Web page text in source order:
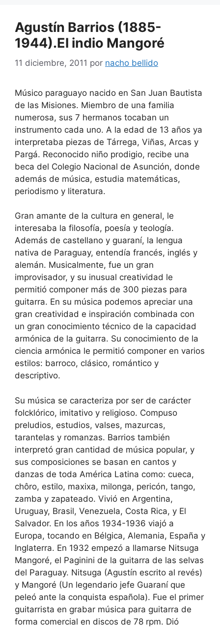
Agustín Barrios (1885-
1944).El indio Mangoré
11 diciembre, 2011 por nacho bellido
Músico paraguayo nacido en San Juan Bautista
de las Misiones. Miembro de una familia
numerosa, sus 7 hermanos tocaban un
instrumento cada uno. A la edad de 13 años ya
interpretaba piezas de Tárrega, Viñas, Arcas y
Pargá. Reconocido niño prodigio, recibe una
beca del Colegio Nacional de Asunción, donde
además de música, estudia matemáticas,
periodismo y literatura.
Gran amante de la cultura en general, le
interesaba la filosofía, poesía y teología.
Además de castellano y guaraní, la lengua
nativa de Paraguay, entendía francés, inglés y
alemán. Musicalmente, fue un gran
improvisador, y su inusual creatividad le
permitió componer más de 300 piezas para
guitarra. En su música podemos apreciar una
gran creatividad e inspiración combinada con
un gran conocimiento técnico de la capacidad
armónica de la guitarra. Su conocimiento de la
ciencia armónica le permitió componer en varios
estilos: barroco, clásico, romántico y
descriptivo.
Su música se caracteriza por ser de carácter
folcklórico, imitativo y religioso. Compuso
preludios, estudios, valses, mazurcas,
tarantelas y romanzas. Barrios también
interpretó gran cantidad de música popular, y
sus composiciones se basan en cantos y
danzas de toda América Latina como: cueca,
chôro, estilo, maxixa, milonga, pericón, tango,
zamba y zapateado. Vivió en Argentina,
Uruguay, Brasil, Venezuela, Costa Rica, y El
Salvador. En los años 1934-1936 viajó a
Europa, tocando en Bélgica, Alemania, España y
Inglaterra. En 1932 empezó a llamarse Nitsuga
Mangoré, el Paginini de la guitarra de las selvas
del Paraguay. Nitsuga (Agustín escrito al revés)
y Mangoré (Un legendario jefe Guaraní que
peleó ante la conquista española). Fue el primer
guitarrista en grabar música para guitarra de
forma comercial en discos de 78 rpm. Dió